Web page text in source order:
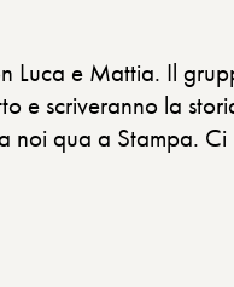
Luca e Mattia. Il
e scriveranno la
noi qua a Stampa.